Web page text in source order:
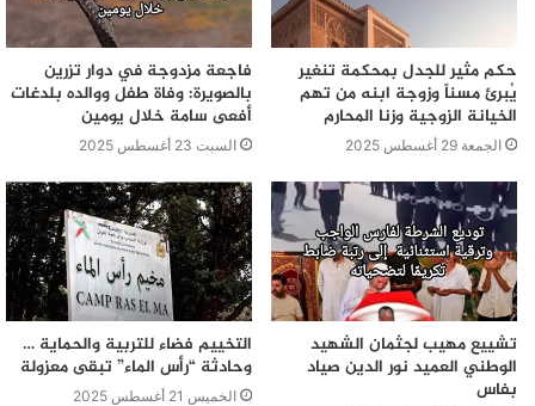
حكم مثير للجدل بمحكمة تنغير
يُبرئ مسناً وزوجة ابنه من تهم
الخيانة الزوجية وزنا المحارم
الجمعة 29 أغسطس 2025
فاجعة مزدوجة في دوار تزرين
بالصويرة: وفاة طفل ووالده بلدغات
أفعى سامة خلال يومين
السبت 23 أغسطس 2025
تشييع مهيب لجثمان الشهيد
الوطني العميد نور الدين صياد
بفاس
التخييم فضاء للتربية والحماية …
وحادثة “رأس الماء” تبقى معزولة
الخميس 21 أغسطس 2025